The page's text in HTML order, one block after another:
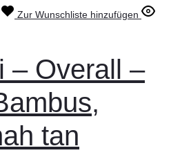
Zur Wunschliste hinzufügen
– Overall –
tan